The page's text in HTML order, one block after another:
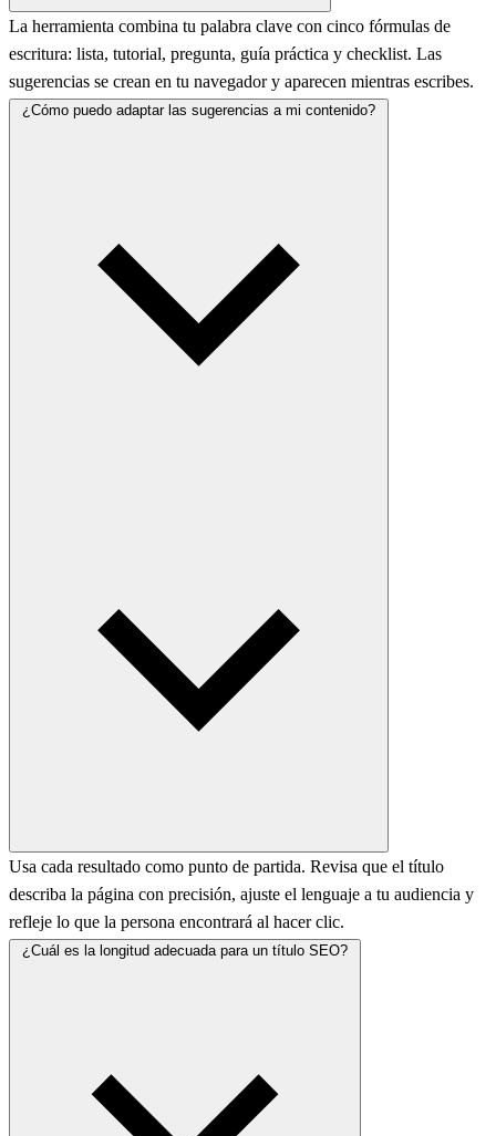
La herramienta combina tu palabra clave con cinco fórmulas de
escritura: lista, tutorial, pregunta, guía práctica y checklist. Las
sugerencias se crean en tu navegador y aparecen mientras escribes.
¿Cómo puedo adaptar las sugerencias a mi contenido?
Usa cada resultado como punto de partida. Revisa que el título
describa la página con precisión, ajuste el lenguaje a tu audiencia y
refleje lo que la persona encontrará al hacer clic.
¿Cuál es la longitud adecuada para un título SEO?